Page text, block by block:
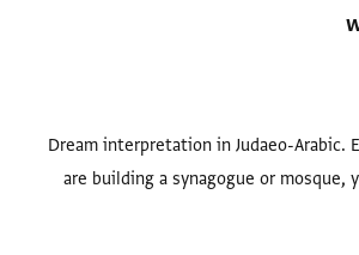
Dream interpretation in Judaeo-Arabic.
are building a synagogue or mosque,